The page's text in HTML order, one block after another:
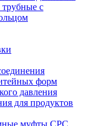
с
форм
давления
для продуктов
муфты CPC